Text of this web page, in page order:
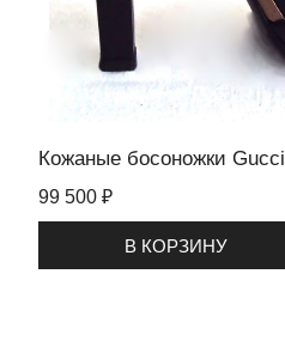
Кожаные босоножки Gucci
99 500 ₽
В КОРЗИНУ